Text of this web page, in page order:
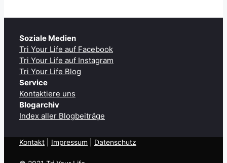
Soziale Medien
Tri Your Life auf Facebook
Tri Your Life auf Instagram
Tri Your Life Blog
Service
Kontaktiere uns
Blogarchiv
Index aller Blogbeiträge
Kontakt Impressum Datenschutz